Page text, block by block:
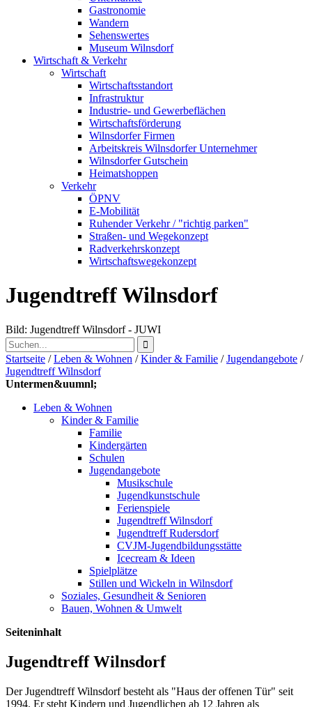
Gastronomie
Wandern
Sehenswertes
Museum Wilnsdorf
Wirtschaft & Verkehr
Wirtschaft
Wirtschaftsstandort
Infrastruktur
Industrie- und Gewerbeflächen
Wirtschaftsförderung
Wilnsdorfer Firmen
Arbeitskreis Wilnsdorfer Unternehmer
Wilnsdorfer Gutschein
Heimatshoppen
Verkehr
ÖPNV
E-Mobilität
Ruhender Verkehr / "richtig parken"
Straßen- und Wegekonzept
Radverkehrskonzept
Wirtschaftswegekonzept
Jugendtreff Wilnsdorf
Bild: Jugendtreff Wilnsdorf - JUWI
Startseite /Leben & Wohnen /Kinder & Familie /Jugendangebote /
Jugendtreff Wilnsdorf
Untermen&uumnl;
Leben & Wohnen
Kinder & Familie
Familie
Kindergärten
Schulen
Jugendangebote
Musikschule
Jugendkunstschule
Ferienspiele
Jugendtreff Wilnsdorf
Jugendtreff Rudersdorf
CVJM-Jugendbildungsstätte
Icecream & Ideen
Spielplätze
Stillen und Wickeln in Wilnsdorf
Soziales, Gesundheit & Senioren
Bauen, Wohnen & Umwelt
Seiteninhalt
Jugendtreff Wilnsdorf
Der Jugendtreff Wilnsdorf besteht als "Haus der offenen Tür" seit
1994. Er steht Kindern und Jugendlichen ab 12 Jahren als